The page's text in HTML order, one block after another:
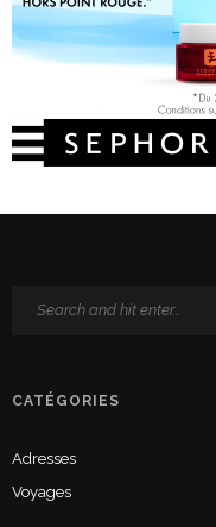
CATÉGORIES
Adresses
Voyages